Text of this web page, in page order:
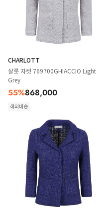
CHARLOTT
샬롯 자켓 769700GHIACCIO Light
Grey
55%868,000
해외배송